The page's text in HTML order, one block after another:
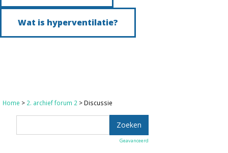
Wat is hyperventilatie?
Home > 2. archief forum 2 > Discussie
Geavanceerd